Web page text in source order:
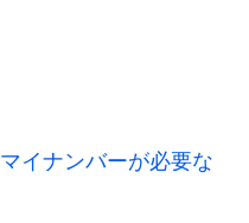
イナンバーが必要な